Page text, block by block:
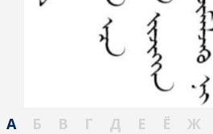
А Б В Г Д Е Ё Ж